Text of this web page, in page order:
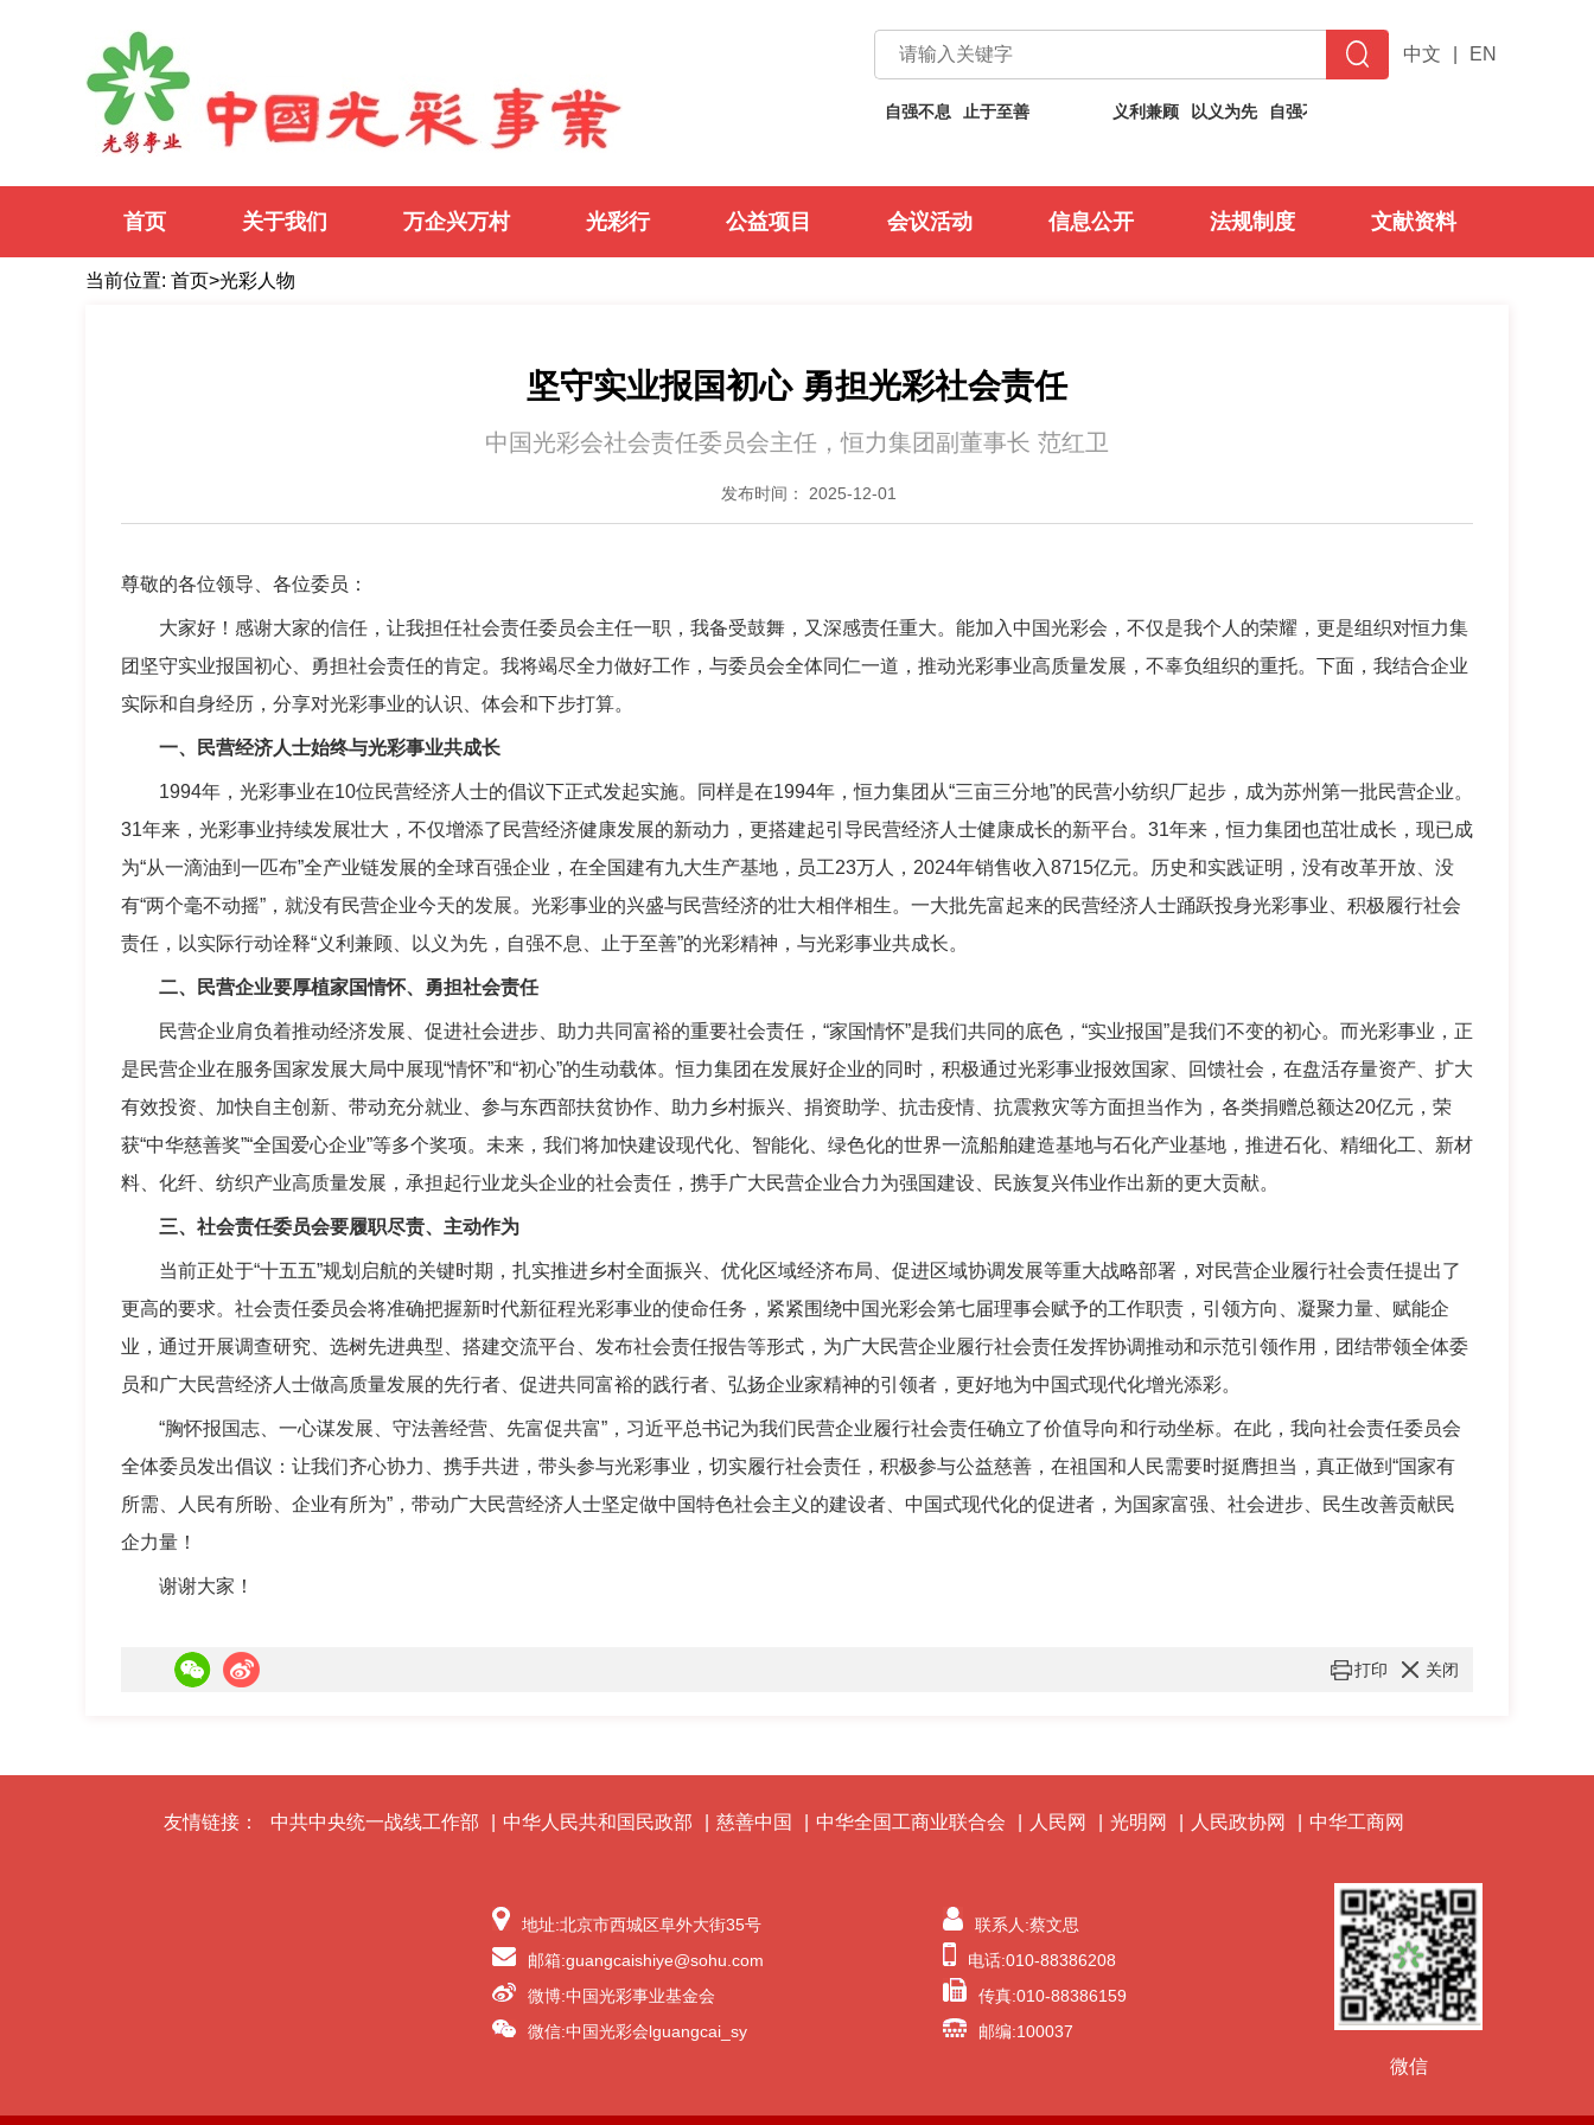
中文 EN
义利兼顾 以义为先 自强不息 止于至善 自强不息 止于至善 义利兼顾 以义为先 自强不息
首页 关于我们 万企兴万村 光彩行 公益项目 会议活动 信息公开 法规制度 文献资料
当前位置: 首页>光彩人物
坚守实业报国初心 勇担光彩社会责任
中国光彩会社会责任委员会主任，恒力集团副董事长 范红卫
发布时间： 2025-12-01
尊敬的各位领导、各位委员：
大家好！感谢大家的信任，让我担任社会责任委员会主任一职，我备受鼓舞，又深感责任重大。能加入中国光彩会，不仅是我个人的荣耀，更是组织对恒力集
团坚守实业报国初心、勇担社会责任的肯定。我将竭尽全力做好工作，与委员会全体同仁一道，推动光彩事业高质量发展，不辜负组织的重托。下面，我结合企业
实际和自身经历，分享对光彩事业的认识、体会和下步打算。
一、民营经济人士始终与光彩事业共成长
1994年，光彩事业在10位民营经济人士的倡议下正式发起实施。同样是在1994年，恒力集团从“三亩三分地”的民营小纺织厂起步，成为苏州第一批民营企业。
31年来，光彩事业持续发展壮大，不仅增添了民营经济健康发展的新动力，更搭建起引导民营经济人士健康成长的新平台。31年来，恒力集团也茁壮成长，现已成
为“从一滴油到一匹布”全产业链发展的全球百强企业，在全国建有九大生产基地，员工23万人，2024年销售收入8715亿元。历史和实践证明，没有改革开放、没
有“两个毫不动摇”，就没有民营企业今天的发展。光彩事业的兴盛与民营经济的壮大相伴相生。一大批先富起来的民营经济人士踊跃投身光彩事业、积极履行社会
责任，以实际行动诠释“义利兼顾、以义为先，自强不息、止于至善”的光彩精神，与光彩事业共成长。
二、民营企业要厚植家国情怀、勇担社会责任
民营企业肩负着推动经济发展、促进社会进步、助力共同富裕的重要社会责任，“家国情怀”是我们共同的底色，“实业报国”是我们不变的初心。而光彩事业，正
是民营企业在服务国家发展大局中展现“情怀”和“初心”的生动载体。恒力集团在发展好企业的同时，积极通过光彩事业报效国家、回馈社会，在盘活存量资产、扩大
有效投资、加快自主创新、带动充分就业、参与东西部扶贫协作、助力乡村振兴、捐资助学、抗击疫情、抗震救灾等方面担当作为，各类捐赠总额达20亿元，荣
获“中华慈善奖”“全国爱心企业”等多个奖项。未来，我们将加快建设现代化、智能化、绿色化的世界一流船舶建造基地与石化产业基地，推进石化、精细化工、新材
料、化纤、纺织产业高质量发展，承担起行业龙头企业的社会责任，携手广大民营企业合力为强国建设、民族复兴伟业作出新的更大贡献。
三、社会责任委员会要履职尽责、主动作为
当前正处于“十五五”规划启航的关键时期，扎实推进乡村全面振兴、优化区域经济布局、促进区域协调发展等重大战略部署，对民营企业履行社会责任提出了
更高的要求。社会责任委员会将准确把握新时代新征程光彩事业的使命任务，紧紧围绕中国光彩会第七届理事会赋予的工作职责，引领方向、凝聚力量、赋能企
业，通过开展调查研究、选树先进典型、搭建交流平台、发布社会责任报告等形式，为广大民营企业履行社会责任发挥协调推动和示范引领作用，团结带领全体委
员和广大民营经济人士做高质量发展的先行者、促进共同富裕的践行者、弘扬企业家精神的引领者，更好地为中国式现代化增光添彩。
“胸怀报国志、一心谋发展、守法善经营、先富促共富”，习近平总书记为我们民营企业履行社会责任确立了价值导向和行动坐标。在此，我向社会责任委员会
全体委员发出倡议：让我们齐心协力、携手共进，带头参与光彩事业，切实履行社会责任，积极参与公益慈善，在祖国和人民需要时挺膺担当，真正做到“国家有
所需、人民有所盼、企业有所为”，带动广大民营经济人士坚定做中国特色社会主义的建设者、中国式现代化的促进者，为国家富强、社会进步、民生改善贡献民
企力量！
谢谢大家！
关闭
打印
友情链接： 中共中央统一战线工作部 中华人民共和国民政部 慈善中国 中华全国工商业联合会 人民网 光明网 人民政协网 中华工商网
地址:北京市西城区阜外大街35号
邮箱:guangcaishiye@sohu.com
微博:中国光彩事业基金会
微信:中国光彩会lguangcai_sy
联系人:蔡文思
电话:010-88386208
传真:010-88386159
邮编:100037
微信